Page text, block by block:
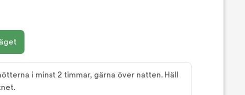
i minst 2 timmar, gärna över natten. Häll